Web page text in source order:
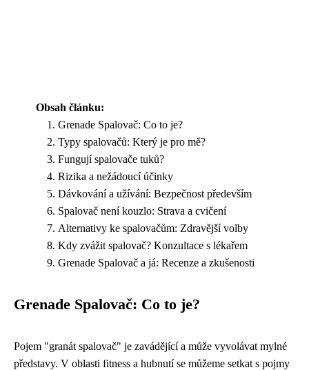
Obsah článku:
Grenade Spalovač: Co to je?
Typy spalovačů: Který je pro mě?
Fungují spalovače tuků?
Rizika a nežádoucí účinky
Dávkování a užívání: Bezpečnost především
Spalovač není kouzlo: Strava a cvičení
Alternativy ke spalovačům: Zdravější volby
Kdy zvážit spalovač? Konzultace s lékařem
Grenade Spalovač a já: Recenze a zkušenosti
Grenade Spalovač: Co to je?
Pojem "granát spalovač" je zavádějící a může vyvolávat mylné
představy. V oblasti fitness a hubnutí se můžeme setkat s pojmy